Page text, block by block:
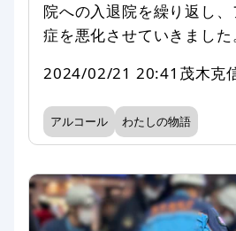
院への入退院を繰り返し
症を悪化させていきました
2024/02/21 20:41 茂木克
アルコール わたしの物語